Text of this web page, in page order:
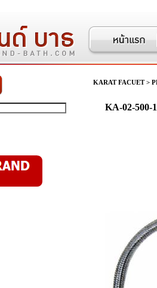
KARAT FACUET>
KA-02-